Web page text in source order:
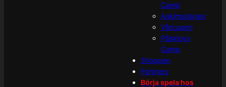
Camp
Askimsdagen
Vårcupen
Påsklovs
Camp
Shoppen
Partners
Börja spela hos